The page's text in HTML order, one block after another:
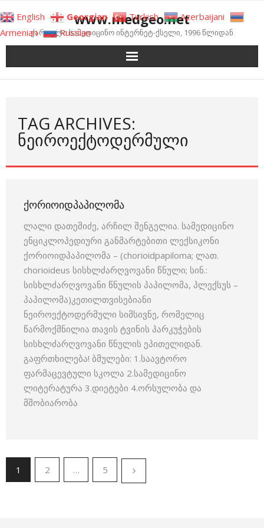
to
content
www.medgeo.net
ქართული სამედიცინო ინტერნეტ-ქსელი, 1996 წლიდან
TAG ARCHIVES:
ᲜᲔᲘᲠᲝᲔᲥᲢᲝᲓᲔᲠᲛᲣᲚᲘ
ᲥᲝᲠᲘᲝᲘᲓᲞᲐᲞᲘᲚᲝᲛᲐ
ლალი დათეშიძე, არჩილ შენგელია. სამედიცინო
ენციკლოპედიური განმარტებითი ლექსიკონი
ქორიოიდპაპილომა – (chorioidpapiloma; ლათ.
chorioideus სისხლძარღვოვანი წნული; სინ.:
სისხლძარღვოვანი წნულის პაპილომა, პლექსუს –
პაპილომა)კეთილთვისებიანი
ნეიროექტოდერმული სიმსივნე, რომელიც
წარმოქმნილია თავის ტვინის პარკუჭების
სისხლძარღვოვანი წნულის ეპითელიდან.
გაფრთხილება! ბმულები: 1.საავტორო
ფარმაცევტული სკოლა 2.სამედიცინო
ლიტერატურა 3.დიეტები 4.ორსულობა და
მშობიარობა
1 2 … 5
English Georgian Turkish
Azerbaijani
Armenian
Russian